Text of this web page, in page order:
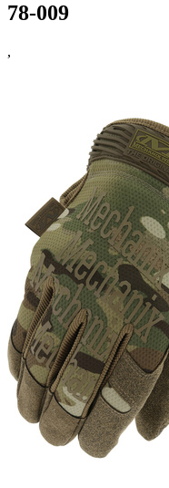
78-009
,